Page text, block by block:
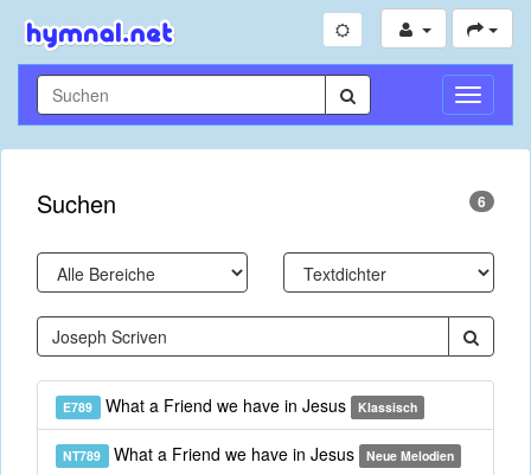
Suchen 6
E789 What a Friend we have in Jesus Klassisch
NT789 What a Friend we have in Jesus Neue Melodien